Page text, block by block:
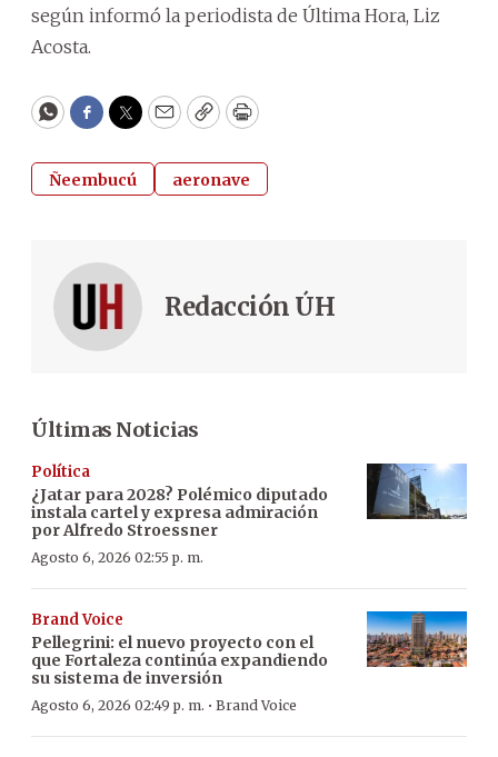
según informó la periodista de Última Hora, Liz
Acosta.
WhatsApp
Facebook
Twitter
EmailCopyPrint
Ñeembucú aeronave
Redacción ÚH
Últimas Noticias
Política
¿Jatar para 2028? Polémico diputado
instala cartel y expresa admiración
por Alfredo Stroessner
Agosto 6, 2026 02:55 p. m.
Brand Voice
Pellegrini: el nuevo proyecto con el
que Fortaleza continúa expandiendo
su sistema de inversión
Agosto 6, 2026 02:49 p. m. · Brand Voice